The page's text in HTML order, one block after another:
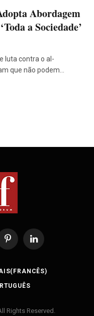
Abordagem
a Sociedade’
luta contra o al-
que não podem…
PinterestLinkedIn
( FRANCÊS)
Rights Reserved.